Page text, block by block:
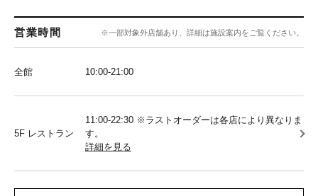
営業時間 ※一部対象外店舗あり、詳細は施設案内をご覧ください。
全館 10:00‐21:00
5F レストラン
11:00-22:30 ※ラストオーダーは各店により異なりま
す。
詳細を見る